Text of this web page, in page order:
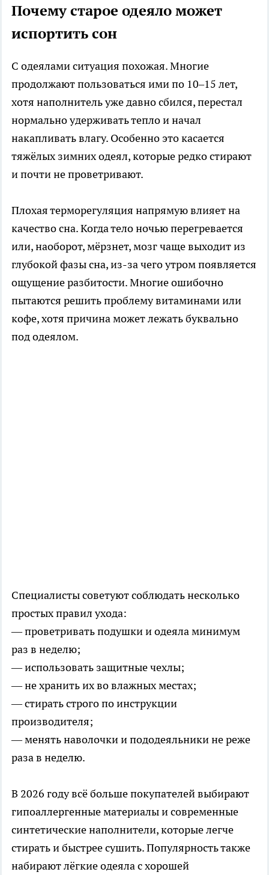
Почему старое одеяло может
испортить сон
С одеялами ситуация похожая. Многие
продолжают пользоваться ими по 10–15 лет,
хотя наполнитель уже давно сбился, перестал
нормально удерживать тепло и начал
накапливать влагу. Особенно это касается
тяжёлых зимних одеял, которые редко стирают
и почти не проветривают.
Плохая терморегуляция напрямую влияет на
качество сна. Когда тело ночью перегревается
или, наоборот, мёрзнет, мозг чаще выходит из
глубокой фазы сна, из-за чего утром появляется
ощущение разбитости. Многие ошибочно
пытаются решить проблему витаминами или
кофе, хотя причина может лежать буквально
под одеялом.
Специалисты советуют соблюдать несколько
простых правил ухода:
— проветривать подушки и одеяла минимум
раз в неделю;
— использовать защитные чехлы;
— не хранить их во влажных местах;
— стирать строго по инструкции
производителя;
— менять наволочки и пододеяльники не реже
раза в неделю.
В 2026 году всё больше покупателей выбирают
гипоаллергенные материалы и современные
синтетические наполнители, которые легче
стирать и быстрее сушить. Популярность также
набирают лёгкие одеяла с хорошей